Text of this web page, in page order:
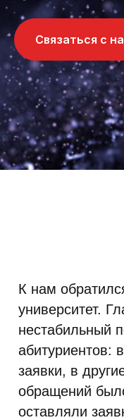
Связаться с
К нам
университет.
нестабильный
абитуриентов:
заявки, в
обращений
оставляли